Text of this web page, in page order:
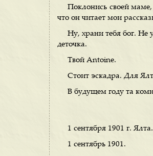
Поклонись своей
что он читает мои
Ну, храни тебя бог. Не
деточка.
Твой Antoine.
Стоит эскадра. Для
В будущем году та
1 сентября 1901 г. Ялта.
1 сентябрь 1901.